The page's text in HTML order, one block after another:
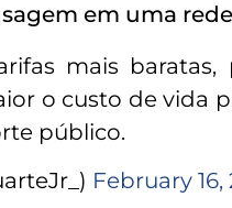
em uma
mais
o custo de vida
público.
February 16,